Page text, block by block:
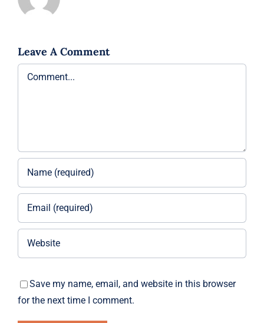
Leave A Comment
Comment
Save my name, email, and website in this browser
for the next time I comment.